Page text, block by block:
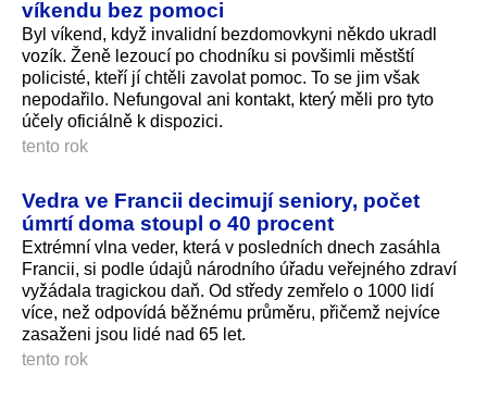
víkendu bez pomoci
Byl víkend, když invalidní bezdomovkyni někdo ukradl
vozík. Ženě lezoucí po chodníku si povšimli městští
policisté, kteří jí chtěli zavolat pomoc. To se jim však
nepodařilo. Nefungoval ani kontakt, který měli pro tyto
účely oficiálně k dispozici.
tento rok
Vedra ve Francii decimují seniory, počet
úmrtí doma stoupl o 40 procent
Extrémní vlna veder, která v posledních dnech zasáhla
Francii, si podle údajů národního úřadu veřejného zdraví
vyžádala tragickou daň. Od středy zemřelo o 1000 lidí
více, než odpovídá běžnému průměru, přičemž nejvíce
zasaženi jsou lidé nad 65 let.
tento rok